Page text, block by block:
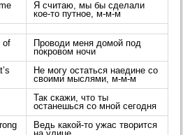
Я считаю, мы бы сделали
кое-то путное, м-м-м
of
Проводи меня домой под
покровом ночи
Не могу остаться наедине со
своими мыслями, м-м-м
Так скажи, что ты
останешься со мной сегодня
Ведь какой-то ужас творится